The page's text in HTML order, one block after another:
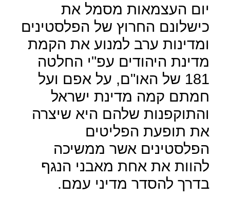
יום העצמאות מסמל את
כישלונם החרוץ של הפלסטינים
ומדינות ערב למנוע את הקמת
מדינת היהודים עפ"י החלטה
181 של האו"ם, על אפם ועל
חמתם קמה מדינת ישראל
והתוקפנות שלהם היא שיצרה
את תופעת הפליטים
הפלסטינים אשר ממשיכה
להוות את אחת מאבני הנגף
בדרך להסדר מדיני עמם.